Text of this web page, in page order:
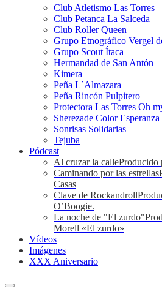
Club Atletismo Las Torres
Club Petanca La Salceda
Club Roller Queen
Grupo Etnográfico Vergel
Grupo Scout Ítaca
Hermandad de San Antón
Kimera
Peña L´Almazara
Peña Rincón Pulpitero
Protectora Las Torres Oh
Sherezade Color Esperanza
Sonrisas Solidarias
Tejuba
Pódcast
Al cruzar la calleProducido
Caminando por las estrellas
Casas
Clave de Rockandroll
O’Boogie.
La noche de "El zurdo"
Morell «El zurdo»
Vídeos
Imágenes
XXX Aniversario